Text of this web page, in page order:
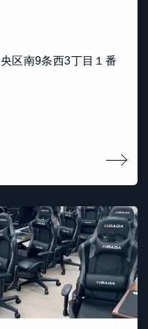
区南9条西3丁目１番